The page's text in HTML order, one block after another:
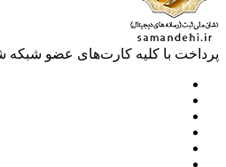
با کلیه کارت‌های عضو شبکه شتاب